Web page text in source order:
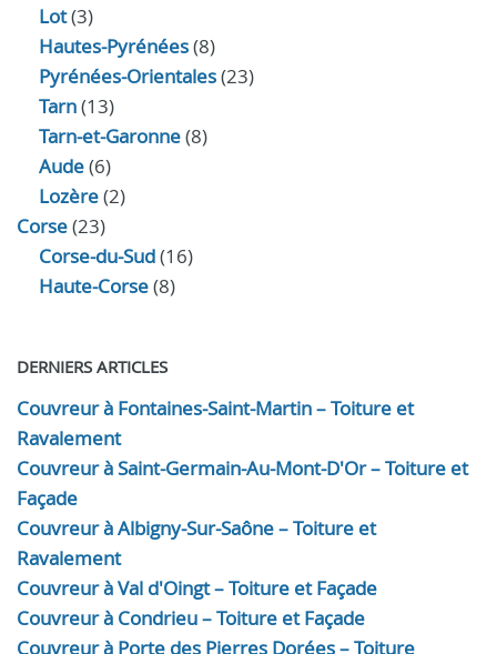
Lot(3)
Hautes-Pyrénées(8)
Pyrénées-Orientales(23)
Tarn(13)
Tarn-et-Garonne(8)
Aude(6)
Lozère(2)
Corse(23)
Corse-du-Sud(16)
Haute-Corse(8)
DERNIERS ARTICLES
Couvreur à Fontaines-Saint-Martin – Toiture et
Ravalement
Couvreur à Saint-Germain-Au-Mont-D'Or – Toiture et
Façade
Couvreur à Albigny-Sur-Saône – Toiture et
Ravalement
Couvreur à Val d'Oingt – Toiture et Façade
Couvreur à Condrieu – Toiture et Façade
Couvreur à Porte des Pierres Dorées – Toiture